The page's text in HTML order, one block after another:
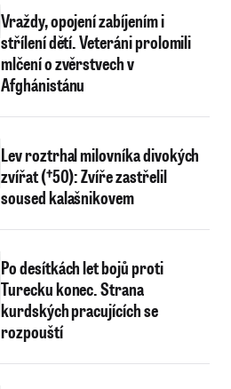
Vraždy, opojení zabíjením i
střílení dětí. Veteráni prolomili
mlčení o zvěrstvech v
Afghánistánu
Lev roztrhal milovníka divokých
zvířat (†50): Zvíře zastřelil
soused kalašnikovem
Po desítkách let bojů proti
Turecku konec. Strana
kurdských pracujících se
rozpouští